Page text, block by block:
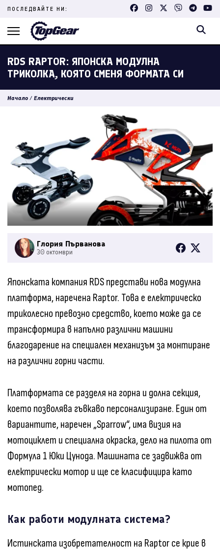
Skip
content
ПОСЛЕДВАЙТЕ НИ:
RDS RAPTOR: ЯПОНСКА МОДУЛНА
ТРИКОЛКА, КОЯТО СМЕНЯ ФОРМАТА СИ
Начало / Електрически
Глория Първанова
30 октомври
Японската компания RDS представи нова модулна
платформа, наречена Raptor. Това е електрическо
триколесно превозно средство, което може да се
трансформира в напълно различни машини
благодарение на специален механизъм за монтиране
на различни горни части.
Платформата се разделя на горна и долна секция,
което позволява гъвкаво персонализиране. Един от
вариантите, наречен „Sparrow“, има визия на
мотоциклет и специална окраска, дело на пилота от
Формула 1 Юки Цунода. Машината се задвижва от
електрически мотор и ще се класифицира като
мотопед.
Как работи модулната система?
Истинската изобретателност на Raptor се крие в